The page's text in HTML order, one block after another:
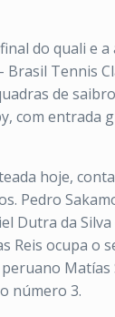
do quali e
Brasil Tennis
de
com entrada
hoje,
Pedro
Dutra da
Reis ocupa o
Matías
número 3.